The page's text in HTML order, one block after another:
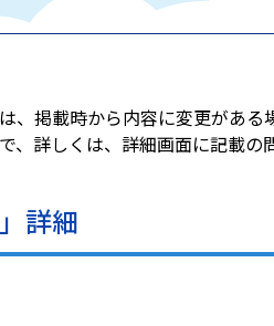
、掲載時から内容に変更があ
、詳しくは、詳細画面に記載の
詳細